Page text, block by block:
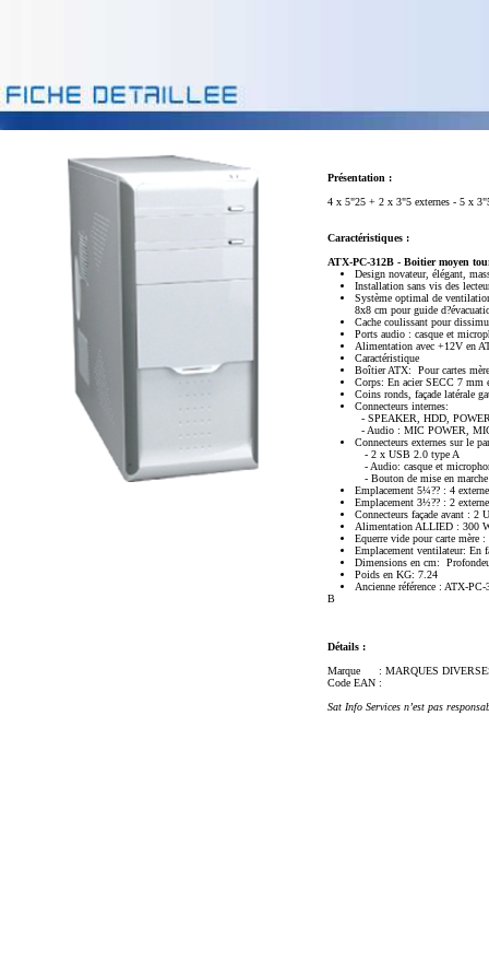
Présentation :
4 x 5"25 + 2 x 3"5 externes - 5 x
Caractéristiques :
ATX-PC-312B - Boitier moyen
Design novateur, élégant,
Installation sans vis des
Système optimal de
8x8 cm pour guide
Cache coulissant pour
Ports audio : casque et
Alimentation avec +12V en
Caractéristique
Boîtier ATX: Pour cartes
Corps: En acier SECC 7 mm
Coins ronds, façade latérale
Connecteurs internes:
- SPEAKER, HDD,
- Audio : MIC POWER,
Connecteurs externes sur le
- 2 x USB 2.0 type A
- Audio: casque et
- Bouton de mise en marche
Emplacement 5¼?? : 4
Emplacement 3½?? : 2
Connecteurs façade avant : 2
Alimentation ALLIED : 300
Equerre vide pour carte mère
Emplacement ventilateur: En
Dimensions en cm:
Poids en KG: 7.24
Ancienne référence : ATX-PC-
B
Détails :
Marque
: MARQUES
Code EAN :
Sat Info Services n’est pas